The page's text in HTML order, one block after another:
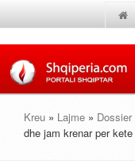
Kreu » Lajme » Dossier
dhe jam krenar per kete